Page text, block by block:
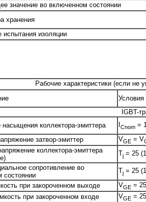
значение во включенном состоянии
хранения
испытания изоляции
Рабочие характеристики (если не
Условия
IGBT-
насыщения коллектора-эмиттера ICnom =
затвор-эмиттер VGE = V
коллектора-эмиттера
Tj = 25
сопротивление во
состоянии
Tj = 25
при закороченном выходе VGE =
при закороченном входе VGE =